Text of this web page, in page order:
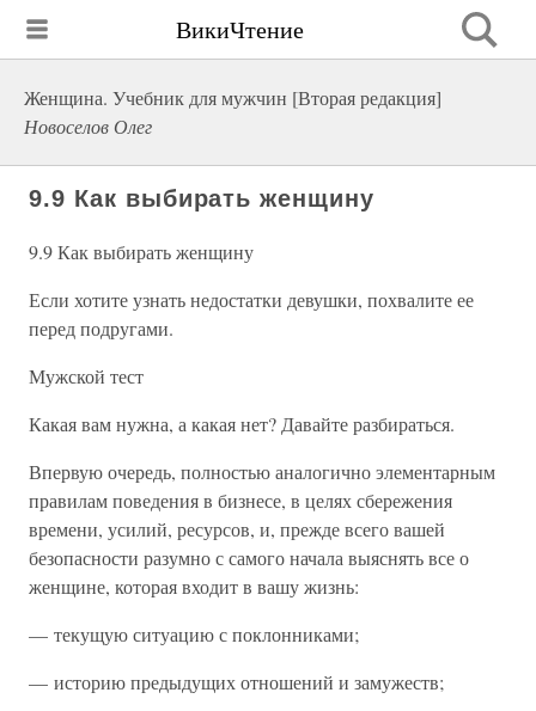
ВикиЧтение
Женщина. Учебник для мужчин [Вторая редакция]
Новоселов Олег
9.9 Как выбирать женщину
9.9 Как выбирать женщину
Если хотите узнать недостатки девушки, похвалите ее
перед подругами.
Мужской тест
Какая вам нужна, а какая нет? Давайте разбираться.
Впервую очередь, полностью аналогично элементарным
правилам поведения в бизнесе, в целях сбережения
времени, усилий, ресурсов, и, прежде всего вашей
безопасности разумно с самого начала выяснять все о
женщине, которая входит в вашу жизнь:
— текущую ситуацию с поклонниками;
— историю предыдущих отношений и замужеств;